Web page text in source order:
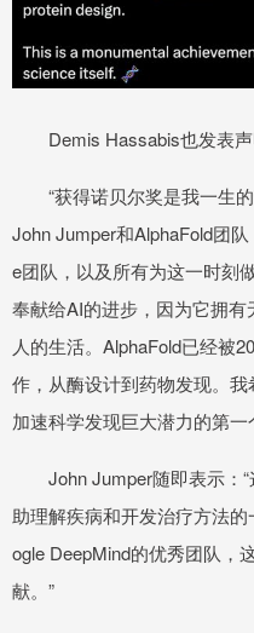
Demis Hassabis也发表声
“获得诺贝尔奖是我一生的
John Jumper和AlphaFold团
e团队，以及所有为这一时刻
奉献给AI的进步，因为它拥
人的生活。AlphaFold已经被
作，从酶设计到药物发现。
加速科学发现巨大潜力的第一
John Jumper随即表示：“
助理解疾病和开发治疗方法
ogle DeepMind的优秀团队，
献。”